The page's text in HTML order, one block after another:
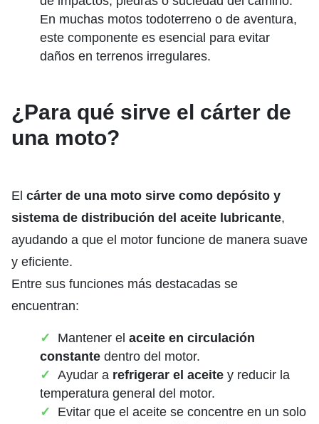
En muchas motos todoterreno o de aventura,
este componente es esencial para evitar
daños en terrenos irregulares.
¿Para qué sirve el cárter de
una moto?
El cárter de una moto sirve como depósito y
sistema de distribución del aceite lubricante,
ayudando a que el motor funcione de manera suave
y eficiente.
Entre sus funciones más destacadas se
encuentran:
Mantener el aceite en circulación
constante dentro del motor.
Ayudar a refrigerar el aceite y reducir la
temperatura general del motor.
Evitar que el aceite se concentre en un solo